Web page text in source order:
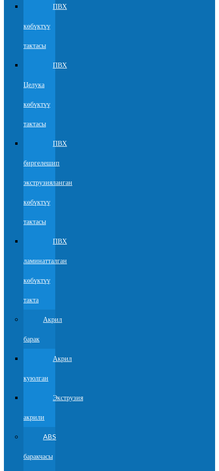
ПВХ
көбүктүү
тактасы
ПВХ
Целука
көбүктүү
тактасы
ПВХ
биргелешип
экструзияланган
көбүктүү
тактасы
ПВХ
ламинатталган
көбүктүү
такта
Акрил
барак
Акрил
куюлган
Экструзия
акрили
ABS
баракчасы